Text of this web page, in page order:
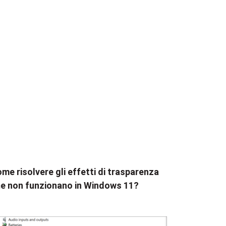
risolvere gli effetti di trasparenza
non funzionano in Windows 11?